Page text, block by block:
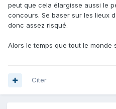
peut que cela élargisse aussi le
concours. Se baser sur les lieux
donc assez risqué.
Alors le temps que tout le monde
Citer